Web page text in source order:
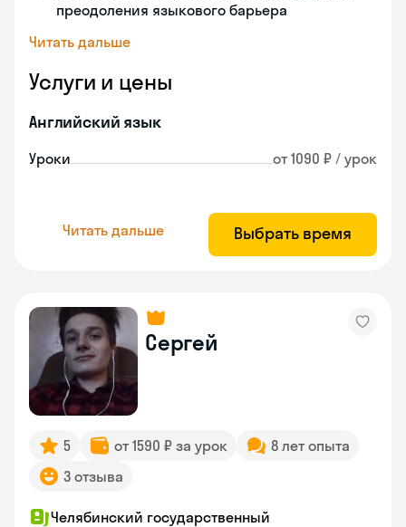
преодоления языкового барьера
Читать дальше
Услуги и цены
Английский язык
Уроки от 1090 ₽ / урок
Читать дальше Выбрать время
Сергей
5 от 1590 ₽ за урок
8 лет опыта
3 отзыва
Челябинский государственный